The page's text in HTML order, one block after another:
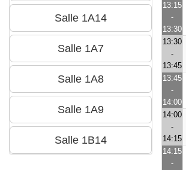
13:15
-
13:30
13:30
-
13:45
13:45
-
14:00
14:00
-
14:15
14:15
-